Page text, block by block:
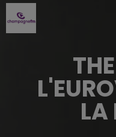
LA